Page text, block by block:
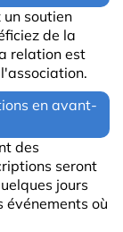
soutien
de la
relation est
en avant-
des
seront
jours
événements où